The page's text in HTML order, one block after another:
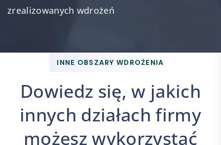
zrealizowanych wdrożeń
INNE OBSZARY WDROŻENIA
Dowiedz się, w jakich
innych działach firmy
możesz wykorzystać